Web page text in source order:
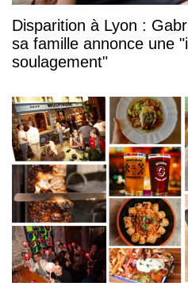
Disparition à Lyon :
sa famille annonce une
soulagement"